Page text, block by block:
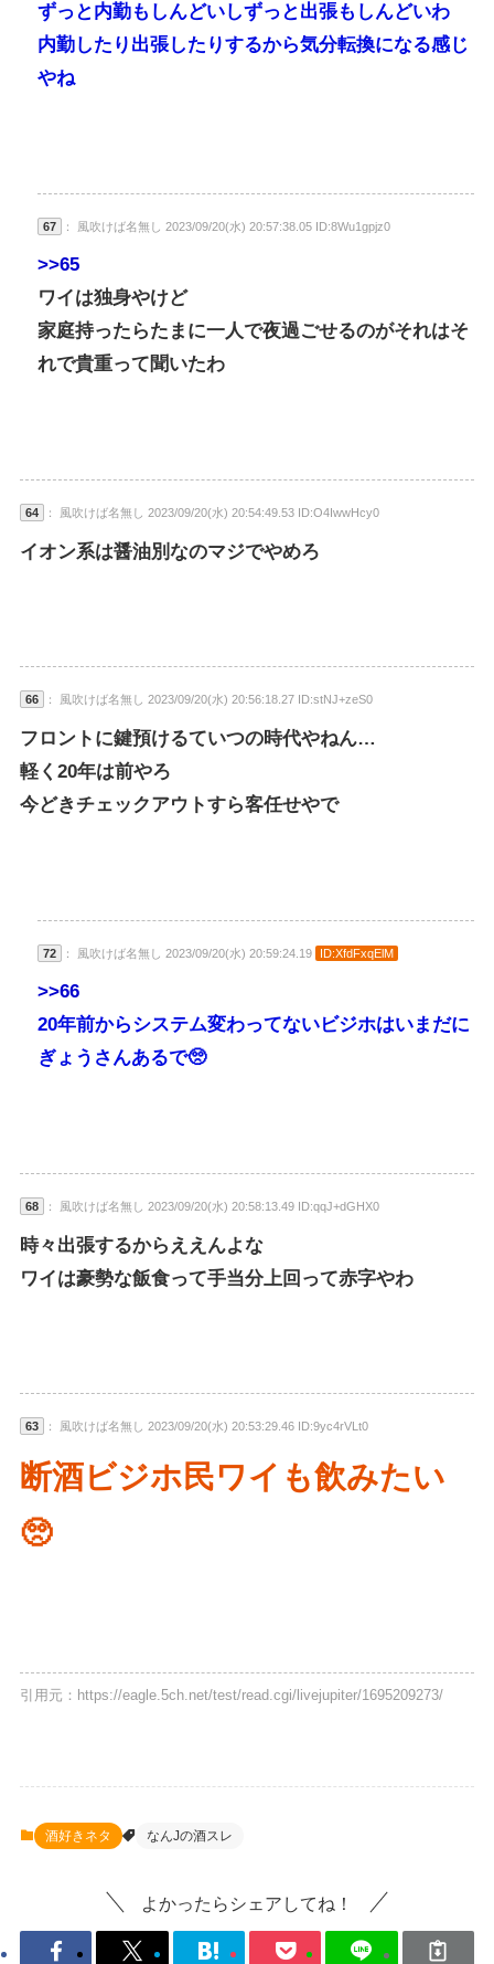
ずっと内勤もしんどいしずっと出張もしんどいわ
内勤したり出張したりするから気分転換になる感じ
やね
67 ： 風吹けば名無し 2023/09/20(水) 20:57:38.05 ID:8Wu1gpjz0
>>65
ワイは独身やけど
家庭持ったらたまに一人で夜過ごせるのがそれはそ
れで貴重って聞いたわ
64 ： 風吹けば名無し 2023/09/20(水) 20:54:49.53 ID:O4IwwHcy0
イオン系は醤油別なのマジでやめろ
66 ： 風吹けば名無し 2023/09/20(水) 20:56:18.27 ID:stNJ+zeS0
フロントに鍵預けるていつの時代やねん…
軽く20年は前やろ
今どきチェックアウトすら客任せやで
72 ： 風吹けば名無し 2023/09/20(水) 20:59:24.19 ID:XfdFxqElM
>>66
20年前からシステム変わってないビジホはいまだに
ぎょうさんあるで🥺
68 ： 風吹けば名無し 2023/09/20(水) 20:58:13.49 ID:qqJ+dGHX0
時々出張するからええんよな
ワイは豪勢な飯食って手当分上回って赤字やわ
63 ： 風吹けば名無し 2023/09/20(水) 20:53:29.46 ID:9yc4rVLt0
断酒ビジホ民ワイも飲みたい
🥺
引用元：https://eagle.5ch.net/test/read.cgi/livejupiter/1695209273/
酒好きネタ なんJの酒スレ
よかったらシェアしてね！